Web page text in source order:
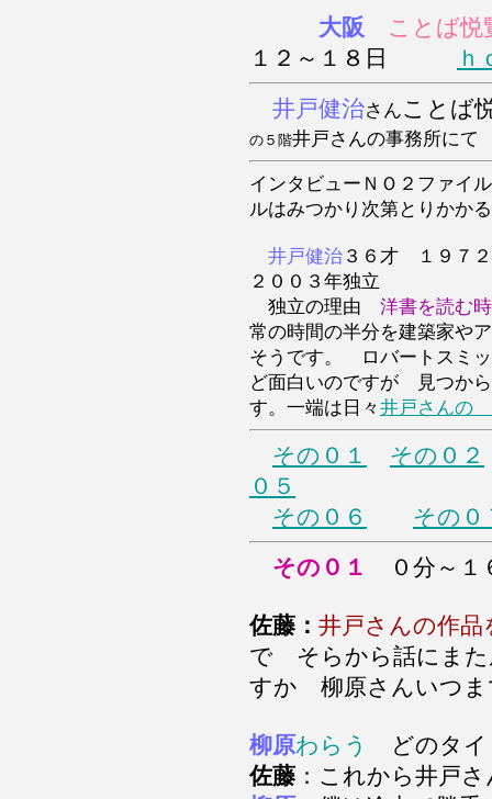
大阪
ことば悦
１２～１８日
井戸健治さんこと
の５階井戸さんの事務所にて
インタビューＮＯ２ファイ
ルはみつかり次第とりかか
井戸健治 ３６才 １９７
２００３年独立
独立の理由 洋書を読む
常の時間の半分を建築家や
そうです。 ロバートスミ
ど面白いのですが 見つか
す。一端は日々井戸さんの
その０１
その０２
０５
その０６
その０
その０１
０分～
佐藤： 井戸さんの作
で そらから話にまた
すか 柳原さんいつ
柳原わらう
どのタ
佐藤 ：これから井戸